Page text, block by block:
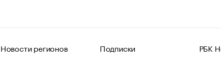
Новости регионов Подписки РБК